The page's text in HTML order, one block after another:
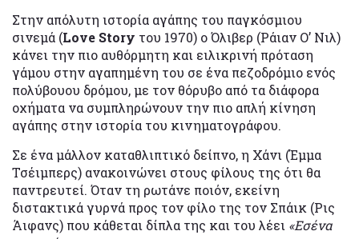
Στην απόλυτη ιστορία αγάπης του παγκόσμιου
σινεμά (Love Story του 1970) ο Όλιβερ (Ράιαν Ο’ Νιλ)
κάνει την πιο αυθόρμητη και ειλικρινή πρόταση
γάμου στην αγαπημένη του σε ένα πεζοδρόμιο ενός
πολύβουου δρόμου, με τον θόρυβο από τα διάφορα
οχήματα να συμπληρώνουν την πιο απλή κίνηση
αγάπης στην ιστορία του κινηματογράφου.
Σε ένα μάλλον καταθλιπτικό δείπνο, η Χάνι (Έμμα
Τσέιμπερς) ανακοινώνει στους φίλους της ότι θα
παντρευτεί. Όταν τη ρωτάνε ποιόν, εκείνη
διστακτικά γυρνά προς τον φίλο της τον Σπάικ (Ρις
Άιφανς) που κάθεται δίπλα της και του λέει «Εσένα